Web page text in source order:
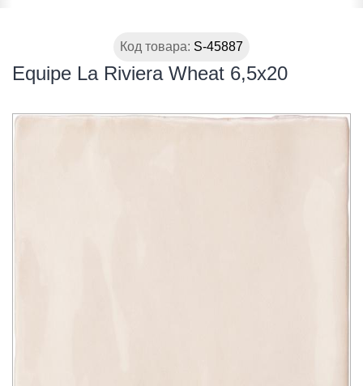
Код товара: S-45887
Equipe La Riviera Wheat 6,5x20